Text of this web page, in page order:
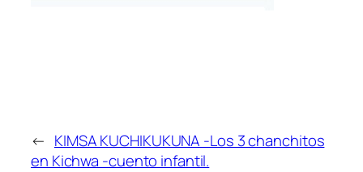
← KIMSA KUCHIKUKUNA -Los 3 chanchitos
en Kichwa -cuento infantil.